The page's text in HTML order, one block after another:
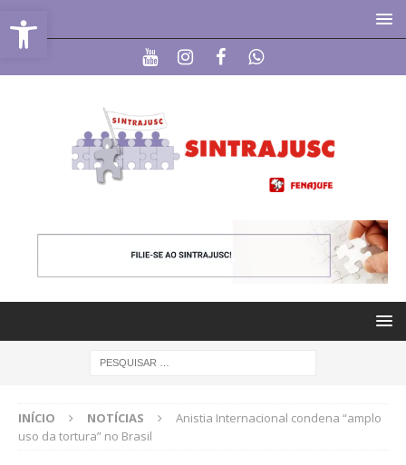
Abrir a barra de ferramentas
INÍCIO NOTÍCIAS
Anistia Internacional condena “amplo
uso da tortura” no Brasil